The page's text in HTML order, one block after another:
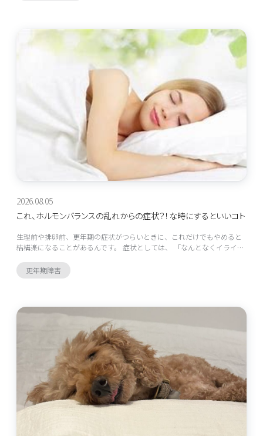
2026.08.05
これ、ホルモンバランスの乱れからの症状？！な時にするといいコト
生理前や排卵前、更年期の症状がつらいときに、これだけでもやめると
結構楽になることがあるんです。 症状としては、 「なんとなくイライ…
更年期障害